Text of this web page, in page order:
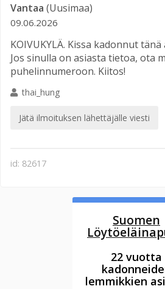
Vantaa (Uusimaa)
09.06.2026
KOIVUKYLÄ. Kissa kadonnut
Jos sinulla on asiasta tietoa, ota
puhelinnumeroon. Kiitos!
thai_hung
Jätä ilmoituksen lähettäjälle viesti
id: 82617
Suomen
22 vuotta
lemmikkien